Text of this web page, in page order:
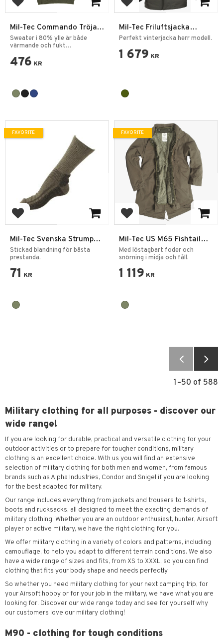
Add to favorites
Mil-Tec Commando Tröja
NATO Ylleblandning
Sweater i 80% ylle är både
värmande och fukt
476 KR
Add to favorites
Mil-Tec Friluftsjacka
Vattentät Fleece Foder
Perfekt vinterjacka herr modell.
1 679 KR
Add to favorites
Mil-Tec Svenska Strumpor
för kängor
Stickad blandning för bästa
prestanda.
71 KR
FAVORITE
Add to favorites
Mil-Tec US M65 Fishtail
Vintage Parkas
Med löstagbart foder och
snörning i midja och fåll.
1 119 KR
FAVORITE
1–50 of 588
Military clothing for all purposes - discover our
wide range!
If you are looking for durable, practical and versatile clothing for your
outdoor activities or to prepare for tougher conditions, military
clothing is an excellent choice. With us you will find an extensive
selection of military clothing for both men and women, from famous
brands such as Alpha Industries, Condor and Snigel if you are looking
for the best adapted for military.
Our range includes everything from jackets and trousers to t-shirts,
boots and rucksacks, all designed to meet the exacting demands of
military clothing. Whether you are an outdoor enthusiast, hunter, Airsoft
player or active military, we have the right clothing for you.
We offer military clothing in a variety of colors and patterns, including
camouflage, to help you adapt to different terrain conditions. We also
have a wide range of sizes and fits, from XS to XXXL, so you can find
clothing that fits your body shape and needs perfectly.
So whether you need military clothing for your next camping trip, for
your Airsoft hobby or for your job in the military, we have what you are
looking for. Discover our wide range today and see for yourself why
our customers love our military clothing!
M90 - clothing for tough conditions